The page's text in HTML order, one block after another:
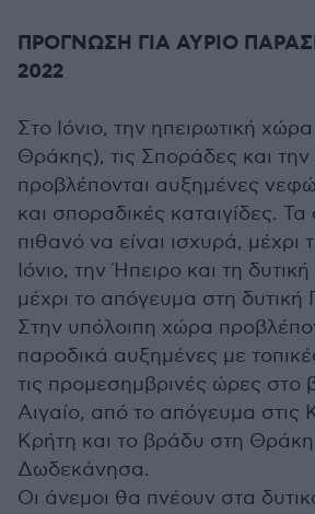
ΠΡΟΓΝΩΣΗ ΓΙΑ ΑΥΡΙΟ
2022
Στο Ιόνιο, την ηπειρωτική
Θράκης), τις Σποράδες και την
προβλέπονται αυξημένες
και σποραδικές καταιγίδες.
πιθανό να είναι ισχυρά, μέχρι
Ιόνιο, την Ήπειρο και τη
μέχρι το απόγευμα στη
Στην υπόλοιπη χώρα
παροδικά αυξημένες με
τις προμεσημβρινές ώρες στο
Αιγαίο, από το απόγευμα στις
Κρήτη και το βράδυ στη Θράκη
Δωδεκάνησα.
Οι άνεμοι θα πνέουν στα